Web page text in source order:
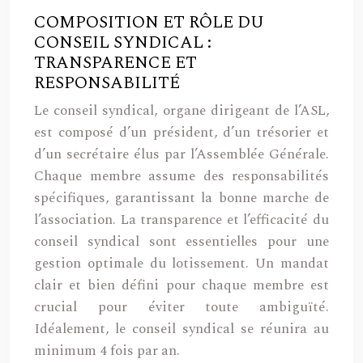
COMPOSITION ET RÔLE DU
CONSEIL SYNDICAL :
TRANSPARENCE ET
RESPONSABILITÉ
Le conseil syndical, organe dirigeant de l’ASL,
est composé d’un président, d’un trésorier et
d’un secrétaire élus par l’Assemblée Générale.
Chaque membre assume des responsabilités
spécifiques, garantissant la bonne marche de
l’association. La transparence et l’efficacité du
conseil syndical sont essentielles pour une
gestion optimale du lotissement. Un mandat
clair et bien défini pour chaque membre est
crucial pour éviter toute ambiguïté.
Idéalement, le conseil syndical se réunira au
minimum 4 fois par an.